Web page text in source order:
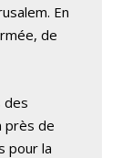
En
de
des
près de
pour la